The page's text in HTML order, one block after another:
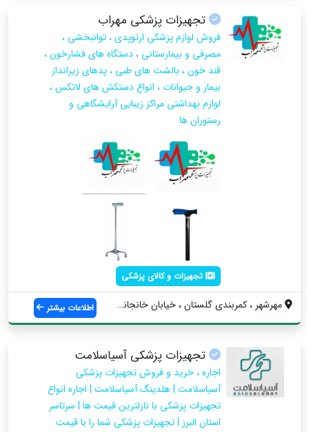
تجهیزات پزشکی مهراب
فروش لوازم پزشکی ارتوپدی ، توانبخشی ،
مصرفی و بیمارستانی ، دستگاه های فشارخون ،
قند خون ، بالشت های طبی ، پدهای زیرانداز
بیمار و حیوانات ، انواع دستکش های لاتکس ،
لوازم بهداشتی مراکز زیبایی آرایشگاهی و
رستوران ها
تجهیزات و کالای پزشکی
مهرشهر ، کمربندی گلستان ، خیابان خانجانی... اطلاعات بیشتر
تجهیزات پزشکی آسیاسلامت
اجاره ، خرید و فروش تجهیزات پزشکی
آسیاسلامت | هلدینگ آسیاسلامت | اجاره انواع
تجهیزات پزشکی با نازلترین قیمت ها | سرتاسر
استان البرز | تجهیزات پزشکی شما را با قیمت